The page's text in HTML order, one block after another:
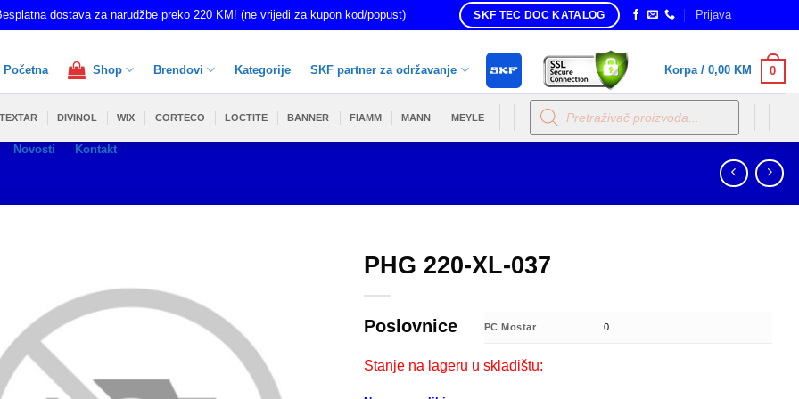
dostava za narudžbe preko 220 KM! (ne vrijedi za kupon kod/popust) SKF TEC DOC KATALOG Prijava
Početna Shop Brendovi Kategorije SKF partner za održavanje
Novosti Kontakt
Korpa / 0,00 KM 0
TEXTAR DIVINOL WIX CORTECO LOCTITE BANNER FIAMM MANN MEYLE
Products
search
PHG 220-XL-037
Poslovnice PC Mostar 0
Stanje na lageru u skladištu: